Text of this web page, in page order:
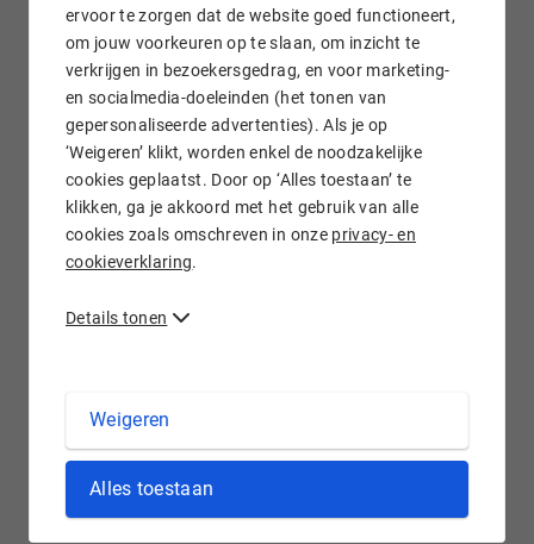
ervoor te zorgen dat de website goed functioneert,
om jouw voorkeuren op te slaan, om inzicht te
verkrijgen in bezoekersgedrag, en voor marketing-
en socialmedia-doeleinden (het tonen van
gepersonaliseerde advertenties). Als je op
‘Weigeren’ klikt, worden enkel de noodzakelijke
cookies geplaatst. Door op ‘Alles toestaan’ te
klikken, ga je akkoord met het gebruik van alle
cookies zoals omschreven in onze privacy- en
cookieverklaring.
Details tonen
Weigeren
Alles toestaan
Gratis e-mail doorsturen
Wij staan voor je klaar!
.LIFE domein registreren bij Hostnet
De .life extensie is erg breed inzetbaar. De term 'leven' heeft
niet alleen betrekking op wetenschap, gezondheid, biologie
en het menselijk lichaam, maar ook op lifestyle: hoe kun je